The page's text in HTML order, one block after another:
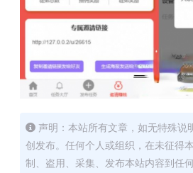
声明：本站所有文章，如无特殊说
创发布。任何个人或组织，在未征得
制、盗用、采集、发布本站内容到任